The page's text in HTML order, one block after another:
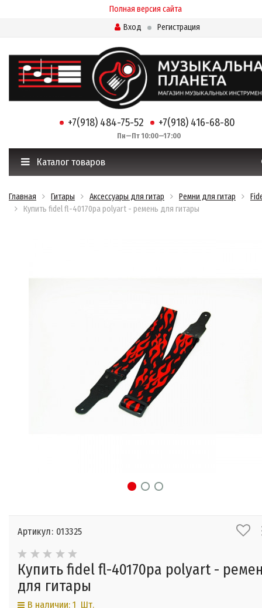
Полная версия сайта
Вход
Регистрация
+7(918) 484-75-52 +7(918) 416-68-80
Пн—Пт 10:00—17:00
Каталог товаров
Главная Гитары Аксессуары для гитар Ремни для гитар
Купить fidel fl-40170pa polyart - ремень для гитары
Артикул: 013325
Купить fidel fl-40170pa polyart -
для гитары
В наличии: 1 Шт.